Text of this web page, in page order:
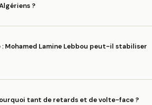
?
: Mohamed Lamine Lebbou peut-il stabiliser
tant de retards et de volte-face ?